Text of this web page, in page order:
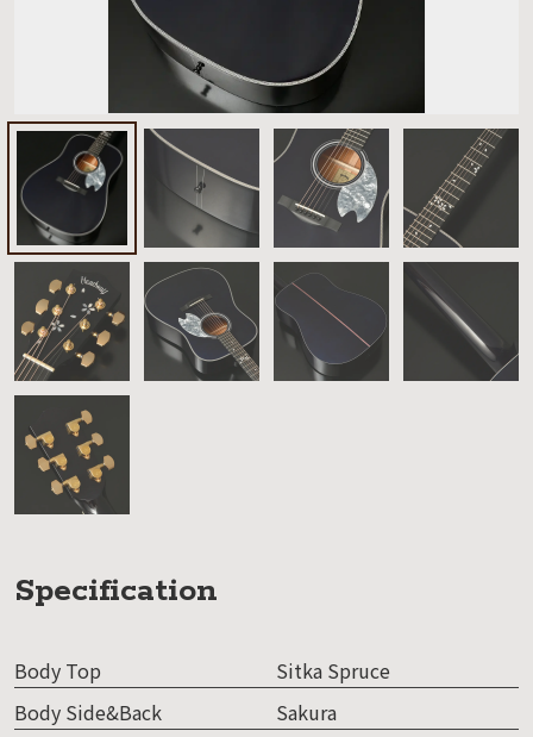
Specification
Body Top
Sitka Spruce
Body Side&Back
Sakura